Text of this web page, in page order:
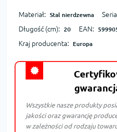
Materiał: Stal nierdzewna
Długość (cm): 20 EAN:
Kraj producenta: Europa
Wszystkie nasze produkty
jakości oraz gwarancję
w zależności od rodzaju